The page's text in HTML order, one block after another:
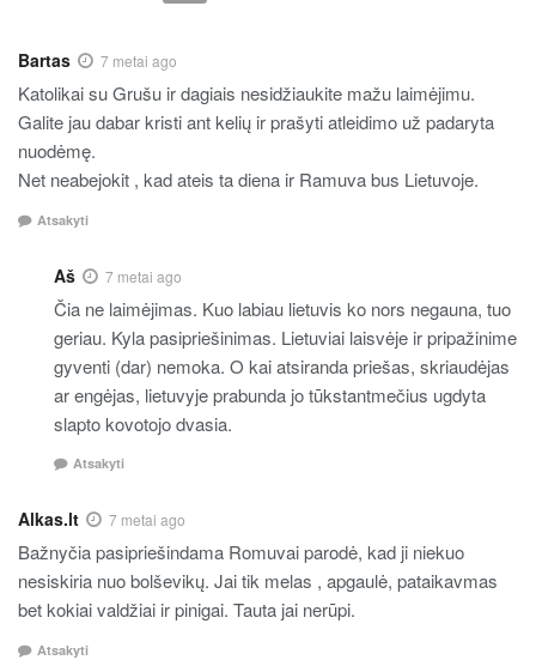
Bartas 7 metai ago
Katolikai su Grušu ir dagiais nesidžiaukite mažu laimėjimu.
Galite jau dabar kristi ant kelių ir prašyti atleidimo už padaryta
nuodėmę.
Net neabejokit , kad ateis ta diena ir Ramuva bus Lietuvoje.
Atsakyti
Aš 7 metai ago
Čia ne laimėjimas. Kuo labiau lietuvis ko nors negauna, tuo
geriau. Kyla pasipriešinimas. Lietuviai laisvėje ir pripažinime
gyventi (dar) nemoka. O kai atsiranda priešas, skriaudėjas
ar engėjas, lietuvyje prabunda jo tūkstantmečius ugdyta
slapto kovotojo dvasia.
Atsakyti
Alkas.lt 7 metai ago
Bažnyčia pasipriešindama Romuvai parodė, kad ji niekuo
nesiskiria nuo bolševikų. Jai tik melas , apgaulė, pataikavmas
bet kokiai valdžiai ir pinigai. Tauta jai nerūpi.
Atsakyti